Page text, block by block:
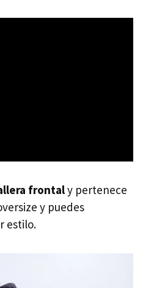
frontaly pertenece
y puedes
estilo.